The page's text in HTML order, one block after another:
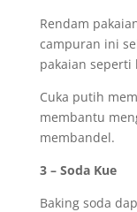
Rendam
campuran ini
pakaian seperti
Cuka putih
membantu
membandel.
3 – Soda Kue
Baking soda